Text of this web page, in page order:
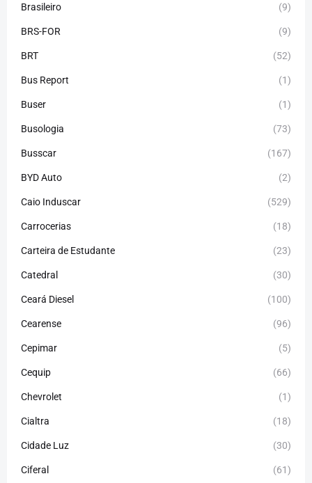
Brasileiro (9)
BRS-FOR (9)
BRT (52)
Bus Report (1)
Buser (1)
Busologia (73)
Busscar (167)
BYD Auto (2)
Caio Induscar (529)
Carrocerias (18)
Carteira de Estudante (23)
Catedral (30)
Ceará Diesel (100)
Cearense (96)
Cepimar (5)
Cequip (66)
Chevrolet (1)
Cialtra (18)
Cidade Luz (30)
Ciferal (61)